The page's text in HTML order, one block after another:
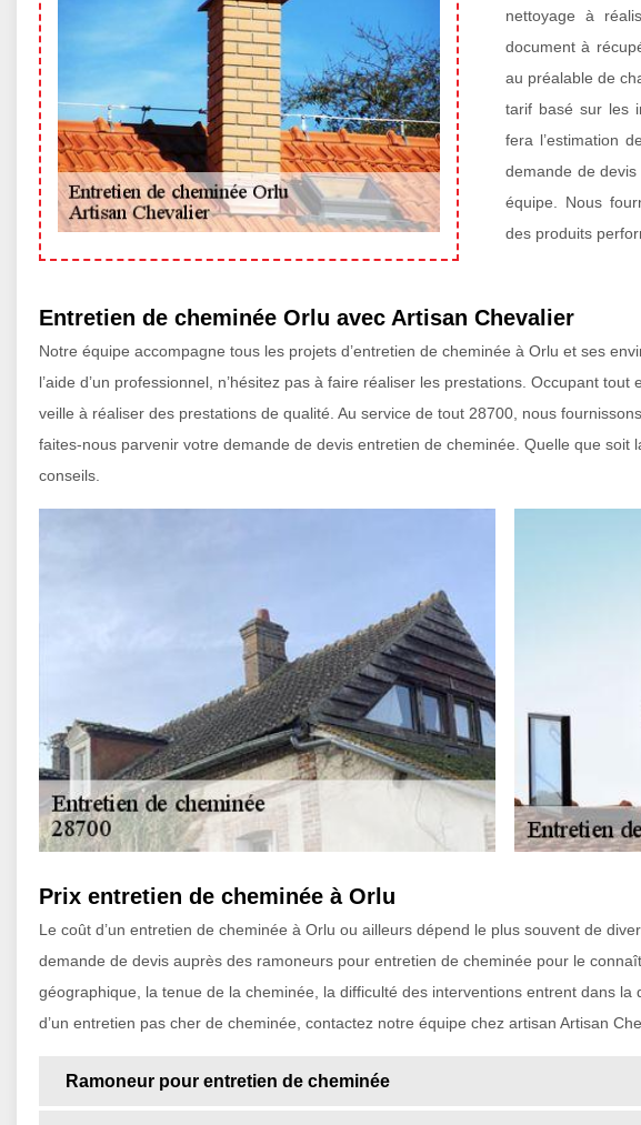
nettoyage à
document à
au préalable de
tarif basé sur les
fera l’estimation
demande de
équipe. Nous
des produits
Entretien de cheminée Orlu avec Artisan Chevalier
Notre équipe accompagne tous les projets d’entretien de cheminée à Orlu et ses
l’aide d’un professionnel, n’hésitez pas à faire réaliser les prestations. Occupant
veille à réaliser des prestations de qualité. Au service de tout 28700, nous
faites-nous parvenir votre demande de devis entretien de cheminée. Quelle que soit
conseils.
Prix entretien de cheminée à Orlu
Le coût d’un entretien de cheminée à Orlu ou ailleurs dépend le plus souvent de
demande de devis auprès des ramoneurs pour entretien de cheminée pour le
géographique, la tenue de la cheminée, la difficulté des interventions entrent dans
d’un entretien pas cher de cheminée, contactez notre équipe chez artisan Artisan
Ramoneur pour entretien de cheminée